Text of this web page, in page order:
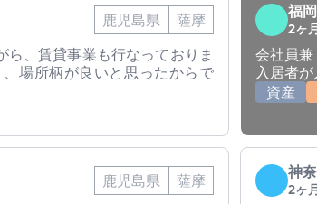
鹿児島県
薩摩
、賃貸事業も行なっておりま
場所柄が良いと思ったからで
福
2ヶ
会社員
入居者
資産
鹿児島県
薩摩
神
2ヶ